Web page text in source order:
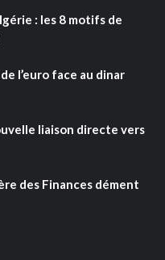
: les 8 motifs de
l’euro face au dinar
liaison directe vers
des Finances dément